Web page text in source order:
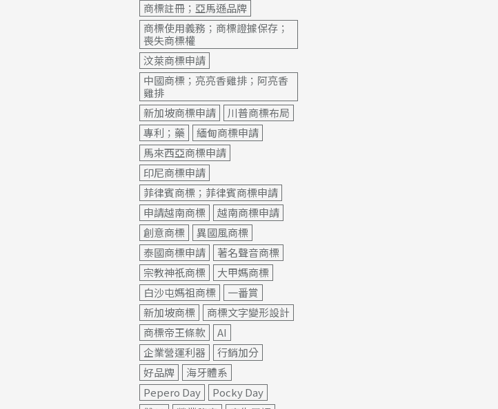
商標註冊；亞馬遜品牌
商標使用義務；商標證據保存；
喪失商標權
汶萊商標申請
中國商標；亮亮香雞排；阿亮香
雞排
新加坡商標申請
川普商標布局
專利；藥
緬甸商標申請
馬來西亞商標申請
印尼商標申請
菲律賓商標；菲律賓商標申請
申請越南商標
越南商標申請
創意商標
異國風商標
泰國商標申請
著名聲音商標
宗教神祇商標
大甲媽商標
白沙屯媽祖商標
一番賞
新加坡商標
商標文字變形設計
商標帝王條款
AI
企業營運利器
行銷加分
好品牌
海牙體系
Pepero Day
Pocky Day